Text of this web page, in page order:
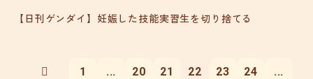
【日刊ゲンダイ】妊娠した技能実習生を切り捨てる
1 ... 20 21 22 23 24 ...